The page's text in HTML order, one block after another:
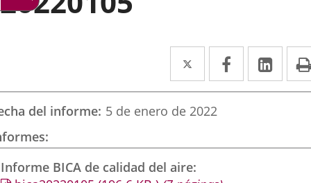
Twitter
Enlace
a
una
externa.
Facebook
Enlace
a
externa.
a
del informe 5 de enero de 2022
Informe BICA de calidad del aire